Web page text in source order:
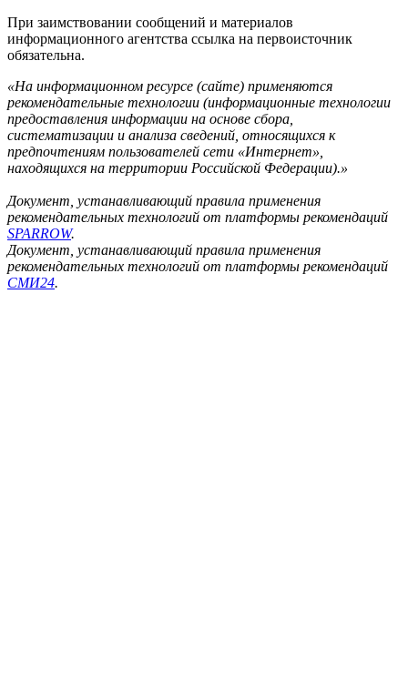
При заимствовании сообщений и материалов
информационного агентства ссылка на первоисточник
обязательна.
«На информационном ресурсе (сайте) применяются
рекомендательные технологии (информационные технологии
предоставления информации на основе сбора,
систематизации и анализа сведений, относящихся к
предпочтениям пользователей сети «Интернет»,
находящихся на территории Российской Федерации).»
Документ, устанавливающий правила применения
рекомендательных технологий от платформы рекомендаций
SPARROW.
Документ, устанавливающий правила применения
рекомендательных технологий от платформы рекомендаций
СМИ24.